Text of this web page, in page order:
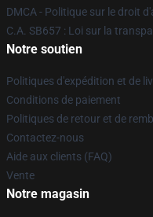
DMCA - Politique sur le droit
C.A. SB657 : Loi sur la
Notre soutien
Politiques d'expédition et de
Conditions de paiement
Politiques de retour et de
Contactez-nous
Aide aux clients (FAQ)
Vente
Notre magasin